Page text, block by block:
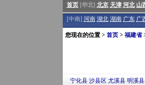
首页[华北] 北京 天津 河北 山
[中南] 河南 湖北 湖南 广东 广
您现在的位置 > 首页> 福建省
宁化县 沙县区 尤溪县 明溪县